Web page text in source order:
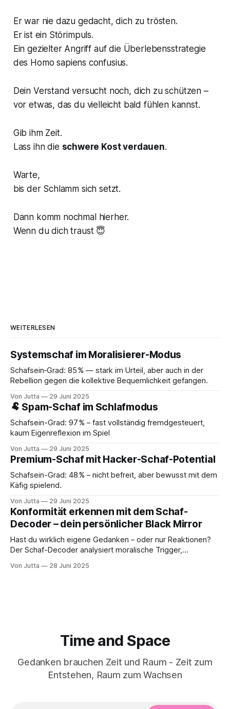
Er war nie dazu gedacht, dich zu trösten.
Er ist ein Störimpuls.
Ein gezielter Angriff auf die Überlebensstrategie
des Homo sapiens confusius.
Dein Verstand versucht noch, dich zu schützen –
vor etwas, das du vielleicht bald fühlen kannst.
Gib ihm Zeit.
Lass ihn die schwere Kost verdauen.
Warte,
bis der Schlamm sich setzt.
Dann komm nochmal hierher.
Wenn du dich traust 😇
WEITERLESEN
Systemschaf im Moralisierer-Modus
Schafsein‑Grad: 85 % — stark im Urteil, aber auch in der
Rebellion gegen die kollektive Bequemlichkeit gefangen.
Von Jutta 29 Juni 2025
🐏 Spam-Schaf im Schlafmodus
Schafsein-Grad: 97 % – fast vollständig fremdgesteuert,
kaum Eigenreflexion im Spiel
Von Jutta 29 Juni 2025
Premium-Schaf mit Hacker-Schaf-Potential
Schafsein-Grad: 48 % – nicht befreit, aber bewusst mit dem
Käfig spielend.
Von Jutta 29 Juni 2025
Konformität erkennen mit dem Schaf-
Decoder – dein persönlicher Black Mirror
Hast du wirklich eigene Gedanken – oder nur Reaktionen?
Der Schaf-Decoder analysiert moralische Trigger,
Klarheit gewinnen.
Von Jutta 28 Juni 2025
Time and Space
Gedanken brauchen Zeit und Raum - Zeit zum
Entstehen, Raum zum Wachsen